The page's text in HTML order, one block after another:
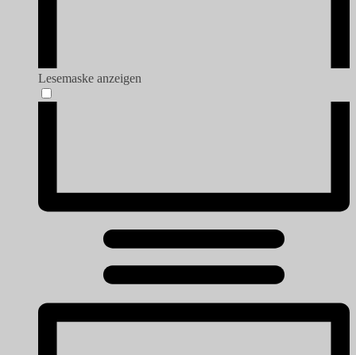
Lesemaske anzeigen